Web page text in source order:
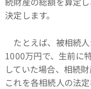
決定します。
たとえば、被相続
1000万円で、生前に
していた場合、相続
これを各相続人の法